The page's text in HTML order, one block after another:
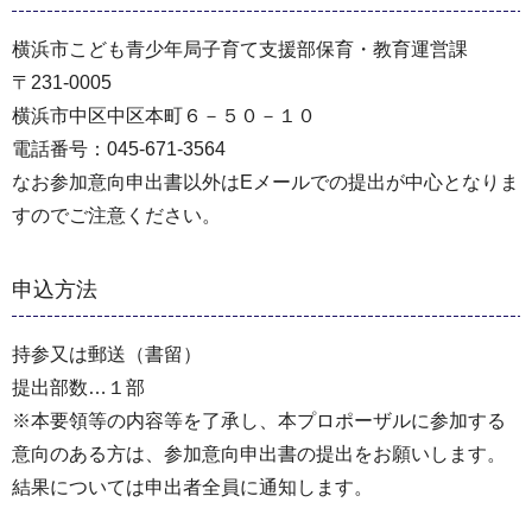
横浜市こども青少年局子育て支援部保育・教育運営課
〒231-0005
横浜市中区中区本町６－５０－１０
電話番号：045-671-3564
なお参加意向申出書以外はEメールでの提出が中心となりま
すのでご注意ください。
申込方法
持参又は郵送（書留）
提出部数…１部
※本要領等の内容等を了承し、本プロポーザルに参加する
意向のある方は、参加意向申出書の提出をお願いします。
結果については申出者全員に通知します。